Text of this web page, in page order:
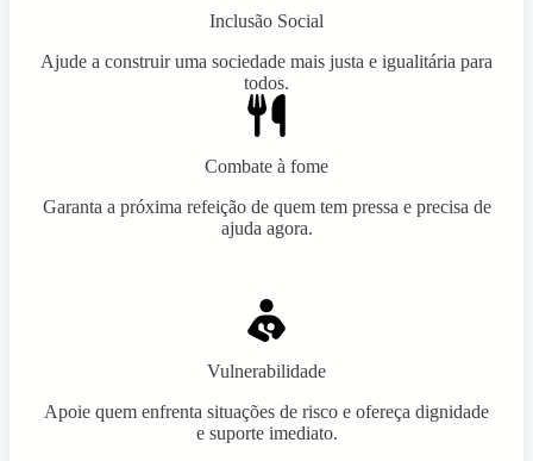
Inclusão Social
Ajude a construir uma sociedade mais justa e igualitária para
todos.
Combate à fome
Garanta a próxima refeição de quem tem pressa e precisa de
ajuda agora.
Vulnerabilidade
Apoie quem enfrenta situações de risco e ofereça dignidade
e suporte imediato.